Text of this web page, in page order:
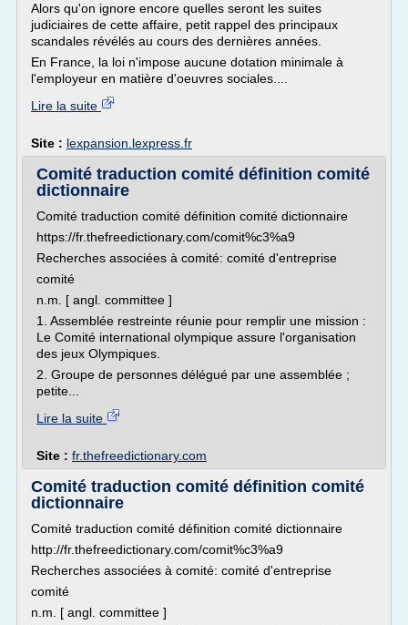
Alors qu'on ignore encore quelles seront les suites
judiciaires de cette affaire, petit rappel des principaux
scandales révélés au cours des dernières années.
En France, la loi n'impose aucune dotation minimale à
l'employeur en matière d'oeuvres sociales....
Lire la suite
Site : lexpansion.lexpress.fr
Comité traduction comité définition comité
dictionnaire
Comité traduction comité définition comité dictionnaire
https://fr.thefreedictionary.com/comit%c3%a9
Recherches associées à comité: comité d'entreprise
comité
n.m. [ angl. committee ]
1. Assemblée restreinte réunie pour remplir une mission :
Le Comité international olympique assure l'organisation
des jeux Olympiques.
2. Groupe de personnes délégué par une assemblée ;
petite...
Lire la suite
Site : fr.thefreedictionary.com
Comité traduction comité définition comité
dictionnaire
Comité traduction comité définition comité dictionnaire
http://fr.thefreedictionary.com/comit%c3%a9
Recherches associées à comité: comité d'entreprise
comité
n.m. [ angl. committee ]